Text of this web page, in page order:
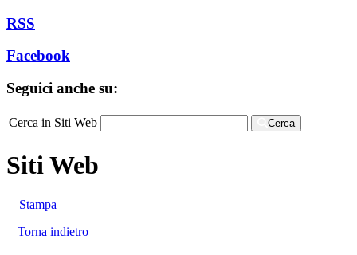
RSS
Facebook
Seguici anche su:
Cerca in Siti Web Cerca
Siti Web
Stampa
Torna indietro